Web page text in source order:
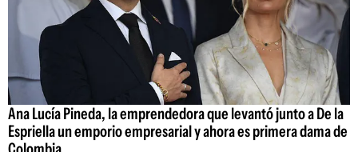
Ana Lucía Pineda, la emprendedora que levantó junto a De la
Espriella un emporio empresarial y ahora es primera dama de